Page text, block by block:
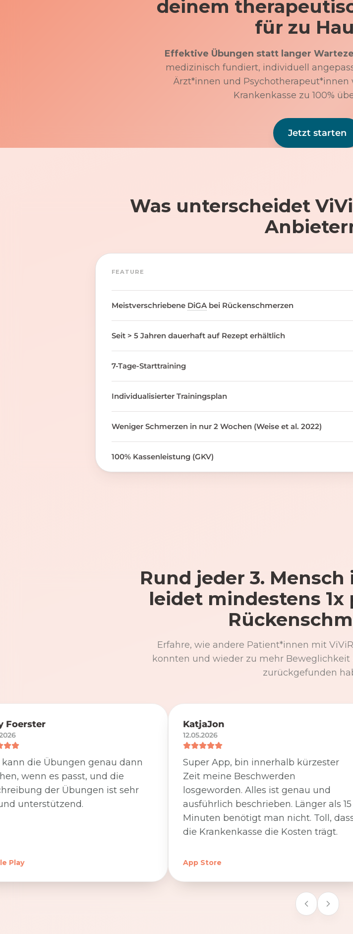
deinem
für zu
Effektive Übungen statt langer
medizinisch fundiert, individuell
Ärzt*innen und Psychotherapeut*innen
Krankenkasse zu 100%
Jetzt starten
Was unterscheidet
FEATURE
Meistverschriebene DiGA bei Rückenschmerzen
Seit > 5 Jahren dauerhaft auf Rezept erhältlich
7-Tage-Starttraining
Individualisierter Trainingsplan
Weniger Schmerzen in nur 2 Wochen (Weise et al. 2022)
100% Kassenleistung (GKV)
Rund jeder 3.
leidet mindestens
Erfahre, wie andere Patient*innen mit
konnten und wieder zu mehr
zurückgefunden
Foerster
die Übungen genau dann
wenn es passt, und die
der Übungen ist sehr
unterstützend.
Play
KatjaJon
12.05.2026
Super App, bin innerhalb kürzester
Zeit meine Beschwerden
losgeworden. Alles ist genau und
ausführlich beschrieben. Länger als 15
Minuten benötigt man nicht. Toll,
die Krankenkasse die Kosten trägt.
App Store